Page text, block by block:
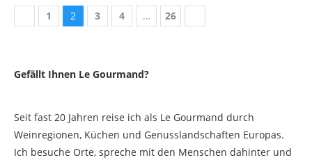
1 2 3 4 … 26
Gefällt Ihnen Le Gourmand?
Seit fast 20 Jahren reise ich als Le Gourmand durch
Weinregionen, Küchen und Genusslandschaften Europas.
Ich besuche Orte, spreche mit den Menschen dahinter und